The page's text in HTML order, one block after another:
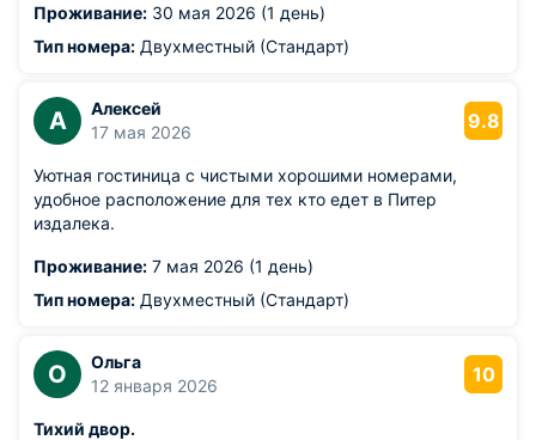
Проживание: 30 мая 2026 (1 день)
Тип номера: Двухместный (Стандарт)
А
Алексей
17 мая 2026
9.8
Уютная гостиница с чистыми хорошими номерами,
удобное расположение для тех кто едет в Питер
издалека.
Проживание: 7 мая 2026 (1 день)
Тип номера: Двухместный (Стандарт)
О
Ольга
12 января 2026
10
Тихий двор.